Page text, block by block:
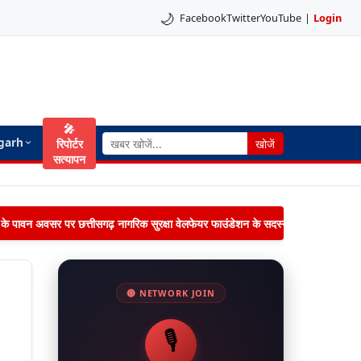
🌙 FacebookTwitterYouTube | Login
🎤
रिपोर्टर
सत्यापन
खोजें
के पावन अवसर पर छत्तीसगढ़ नागरिक सुरक्षा वेलफेयर फाउंडेशन के सदस्यों द्वारा जनपद
🔴 NETWORK JOIN
🎙️